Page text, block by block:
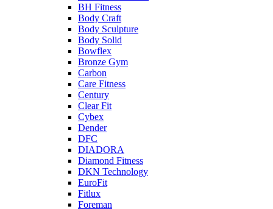
BH Fitness
Body Craft
Body Sculpture
Body Solid
Bowflex
Bronze Gym
Carbon
Care Fitness
Century
Clear Fit
Cybex
Dender
DFC
DIADORA
Diamond Fitness
DKN Technology
EuroFit
Fitlux
Foreman